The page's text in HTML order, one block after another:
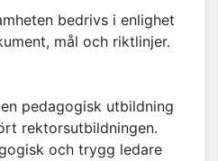
bedrivs i enlighet
mål och riktlinjer.
pedagogisk utbildning
rektorsutbildningen.
och trygg ledare